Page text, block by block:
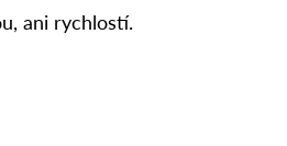
ani rychlostí.